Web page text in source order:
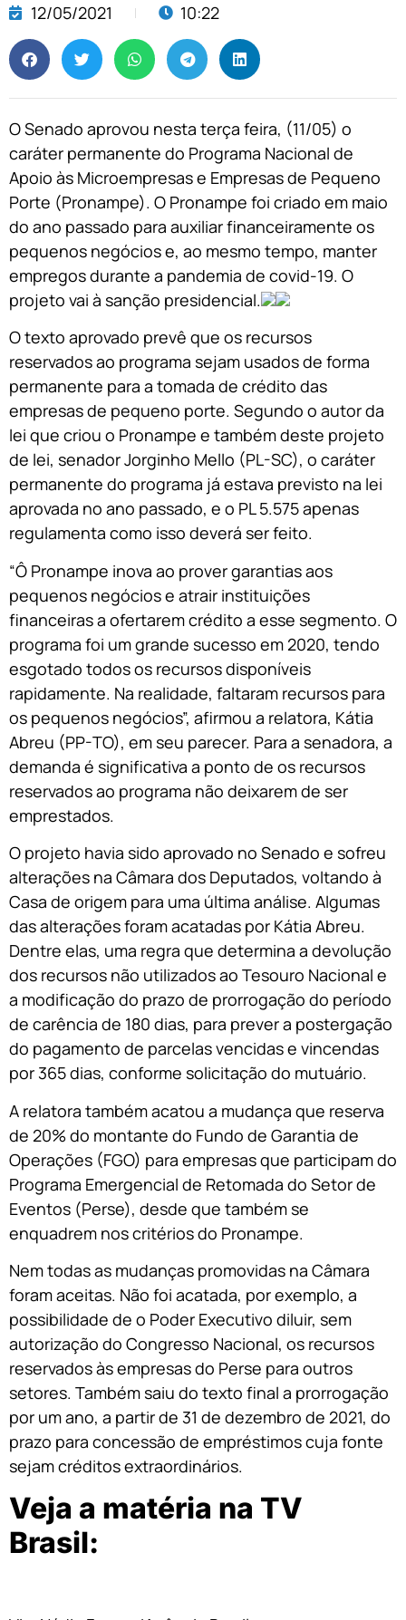
12/05/2021 10:22
O Senado aprovou nesta terça feira, (11/05) o
caráter permanente do Programa Nacional de
Apoio às Microempresas e Empresas de Pequeno
Porte (Pronampe). O Pronampe foi criado em maio
do ano passado para auxiliar financeiramente os
pequenos negócios e, ao mesmo tempo, manter
empregos durante a pandemia de covid-19. O
projeto vai à sanção presidencial.
O texto aprovado prevê que os recursos
reservados ao programa sejam usados de forma
permanente para a tomada de crédito das
empresas de pequeno porte. Segundo o autor da
lei que criou o Pronampe e também deste projeto
de lei, senador Jorginho Mello (PL-SC), o caráter
permanente do programa já estava previsto na lei
aprovada no ano passado, e o PL 5.575 apenas
regulamenta como isso deverá ser feito.
“Ô Pronampe inova ao prover garantias aos
pequenos negócios e atrair instituições
financeiras a ofertarem crédito a esse segmento. O
programa foi um grande sucesso em 2020, tendo
esgotado todos os recursos disponíveis
rapidamente. Na realidade, faltaram recursos para
os pequenos negócios”, afirmou a relatora, Kátia
Abreu (PP-TO), em seu parecer. Para a senadora, a
demanda é significativa a ponto de os recursos
reservados ao programa não deixarem de ser
emprestados.
O projeto havia sido aprovado no Senado e sofreu
alterações na Câmara dos Deputados, voltando à
Casa de origem para uma última análise. Algumas
das alterações foram acatadas por Kátia Abreu.
Dentre elas, uma regra que determina a devolução
dos recursos não utilizados ao Tesouro Nacional e
a modificação do prazo de prorrogação do período
de carência de 180 dias, para prever a postergação
do pagamento de parcelas vencidas e vincendas
por 365 dias, conforme solicitação do mutuário.
A relatora também acatou a mudança que reserva
de 20% do montante do Fundo de Garantia de
Operações (FGO) para empresas que participam do
Programa Emergencial de Retomada do Setor de
Eventos (Perse), desde que também se
enquadrem nos critérios do Pronampe.
Nem todas as mudanças promovidas na Câmara
foram aceitas. Não foi acatada, por exemplo, a
possibilidade de o Poder Executivo diluir, sem
autorização do Congresso Nacional, os recursos
reservados às empresas do Perse para outros
setores. Também saiu do texto final a prorrogação
por um ano, a partir de 31 de dezembro de 2021, do
prazo para concessão de empréstimos cuja fonte
sejam créditos extraordinários.
Veja a matéria na TV
Brasil: